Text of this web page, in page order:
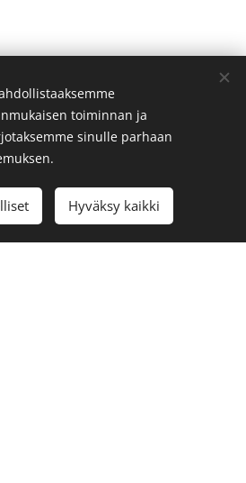
Resource Oy
Evästeet
Kielet
English
toiminnan ja
sinulle parhaan
Hyväksy kaikki